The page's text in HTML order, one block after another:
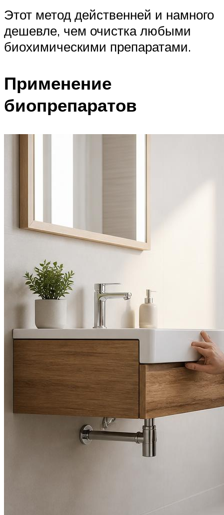
Этот метод действенней и намного
дешевле, чем очистка любыми
биохимическими препаратами.
Применение
биопрепаратов